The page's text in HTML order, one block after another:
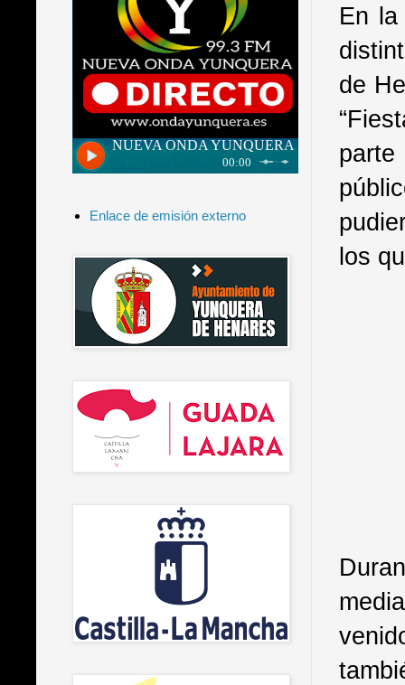
En
de
parte
los
Enlace de emisión externo